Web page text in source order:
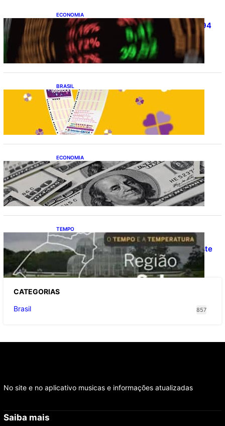
ECONOMIA
Ibovespa fecha último pregão aos 172.494
pontos
BRASIL
Resultado da lotofácil 3756: sorteio de
sexta-feira (07/08/2026)
ECONOMIA
Dólar fecha o último pregão cotado a R$
5,08
TEMPO
O TEMPO E A TEMPERATURA: Confira a
previsão do tempo para a Região Sul neste
sábado (8)
CATEGORIAS
Brasil
857
No site e no aplicativo musicas e informações atualizadas
Saiba mais